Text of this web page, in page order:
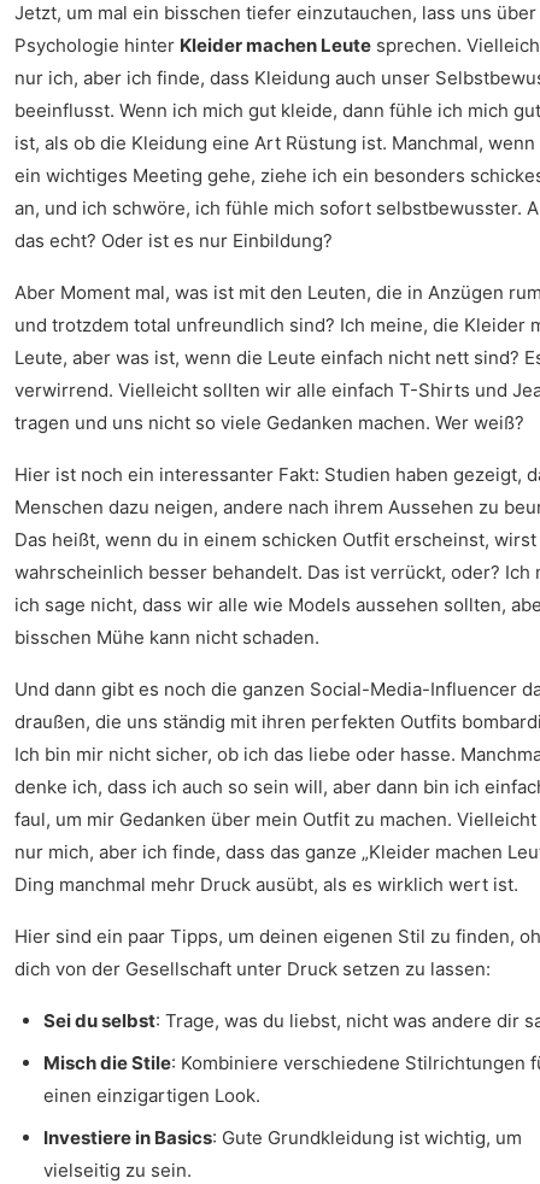
Jetzt, um mal ein bisschen tiefer einzutauchen, lass uns
Psychologie hinter Kleider machen Leute sprechen.
nur ich, aber ich finde, dass Kleidung auch unser
beeinflusst. Wenn ich mich gut kleide, dann fühle ich mich
ist, als ob die Kleidung eine Art Rüstung ist. Manchmal,
ein wichtiges Meeting gehe, ziehe ich ein besonders
an, und ich schwöre, ich fühle mich sofort selbstbewusster.
das echt? Oder ist es nur Einbildung?
Aber Moment mal, was ist mit den Leuten, die in Anzügen
und trotzdem total unfreundlich sind? Ich meine, die Kleider
Leute, aber was ist, wenn die Leute einfach nicht nett sind?
verwirrend. Vielleicht sollten wir alle einfach T-Shirts und
tragen und uns nicht so viele Gedanken machen. Wer weiß?
Hier ist noch ein interessanter Fakt: Studien haben gezeigt,
Menschen dazu neigen, andere nach ihrem Aussehen zu
Das heißt, wenn du in einem schicken Outfit erscheinst,
wahrscheinlich besser behandelt. Das ist verrückt, oder? Ich
ich sage nicht, dass wir alle wie Models aussehen sollten,
bisschen Mühe kann nicht schaden.
Und dann gibt es noch die ganzen Social-Media-Influencer
draußen, die uns ständig mit ihren perfekten Outfits
Ich bin mir nicht sicher, ob ich das liebe oder hasse.
denke ich, dass ich auch so sein will, aber dann bin ich
faul, um mir Gedanken über mein Outfit zu machen.
nur mich, aber ich finde, dass das ganze „Kleider machen
Ding manchmal mehr Druck ausübt, als es wirklich wert ist.
Hier sind ein paar Tipps, um deinen eigenen Stil zu finden,
dich von der Gesellschaft unter Druck setzen zu lassen:
Sei du selbst: Trage, was du liebst, nicht was andere dir
Misch die Stile: Kombiniere verschiedene Stilrichtungen
einen einzigartigen Look.
Investiere in Basics: Gute Grundkleidung ist wichtig, um
vielseitig zu sein.